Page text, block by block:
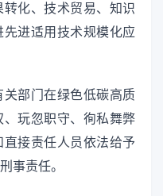
化、技术贸易、知识
进适用技术规模化应
部门在绿色低碳高质
玩忽职守、徇私舞弊
接责任人员依法给予
事责任。